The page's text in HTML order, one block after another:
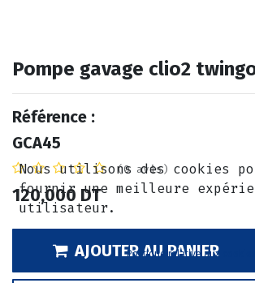
Pompe gavage clio2
Référence :
GCA45
(0 avis)
120,000 DT
AJOUTER AU PANIER
Nous utilisons des cookies
fournir une meilleure
utilisateur.
Politique relative aux cookies